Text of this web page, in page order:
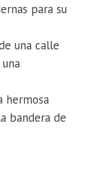
para su
una calle
hermosa
bandera de